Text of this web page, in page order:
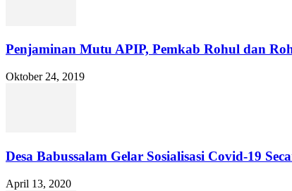
Penjaminan Mutu APIP, Pemkab Rohul dan
Oktober 24, 2019
Desa Babussalam Gelar Sosialisasi Covid-19
April 13, 2020